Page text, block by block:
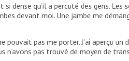
qu’il a percuté des gens. Les
devant moi. Une jambe me
pas me porter. J’ai aperçu un
pas trouvé de moyen de